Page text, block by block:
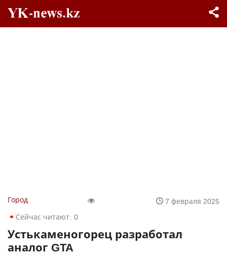
Город
7 февраля 2025
Сейчас читают: 0
Устькаменогорец разработал
аналог GTA